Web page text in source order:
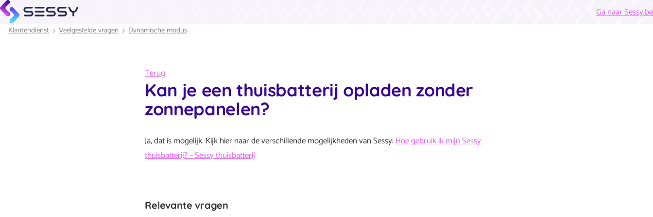
Ga naar Sessy.be
Klantendienst Veelgestelde vragen Dynamische modus
Terug
Kan je een thuisbatterij opladen zonder
zonnepanelen?
Ja, dat is mogelijk. Kijk hier naar de verschillende mogelijkheden van Sessy:Hoe gebruik ik mijn Sessy
thuisbatterij? – Sessy thuisbatterij
Relevante vragen